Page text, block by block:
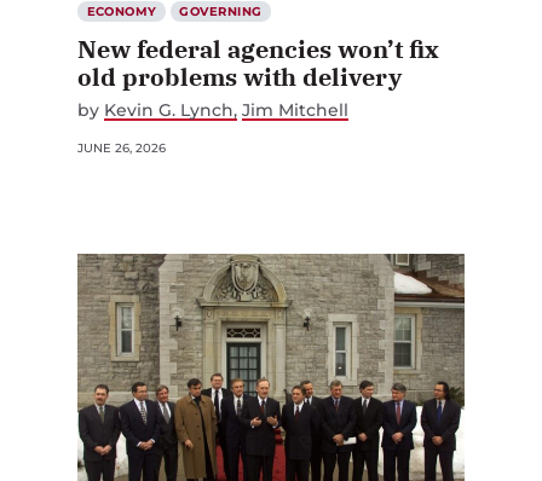
ECONOMY GOVERNING
New federal agencies won’t fix
old problems with delivery
by Kevin G. Lynch Jim Mitchell
JUNE 26, 2026